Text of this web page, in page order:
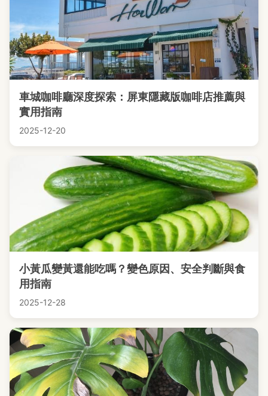
車城咖啡廳深度探索：屏東隱藏版咖啡店推薦與
實用指南
2025-12-20
小黃瓜變黃還能吃嗎？變色原因、安全判斷與食
用指南
2025-12-28